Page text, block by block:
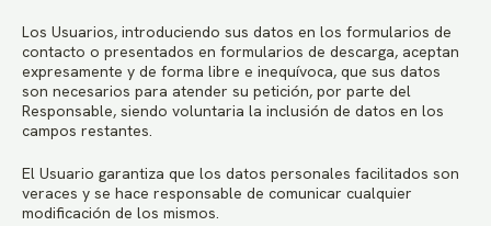
Los Usuarios, introduciendo sus datos en los formularios de
contacto o presentados en formularios de descarga, aceptan
expresamente y de forma libre e inequívoca, que sus datos
son necesarios para atender su petición, por parte del
Responsable, siendo voluntaria la inclusión de datos en los
campos restantes.
El Usuario garantiza que los datos personales facilitados son
veraces y se hace responsable de comunicar cualquier
modificación de los mismos.